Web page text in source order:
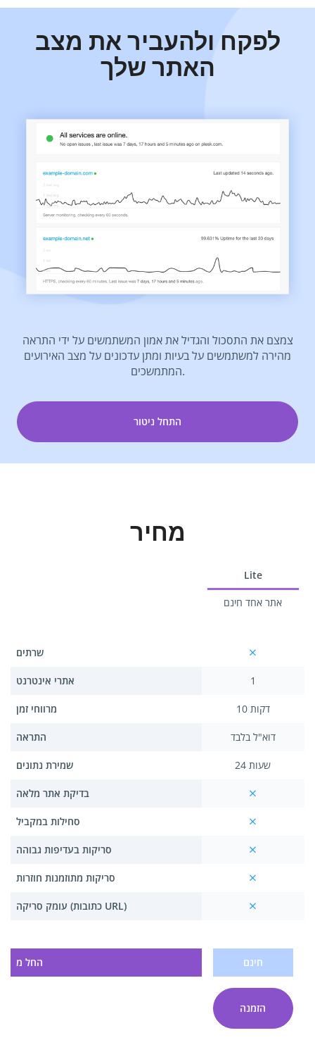
לפקח ולהעביר את מצב
האתר שלך
צמצם את התסכול והגדיל את אמון המשתמשים על ידי התראה
מהירה למשתמשים על בעיות ומתן עדכונים על מצב האירועים
המתמשכים.
התחל ניטור
מחיר
שרתים
אתרי אינטרנט
מרווחי זמן
התראה
שמירת נתונים
בדיקת אתר מלאה
סחילות במקביל
סריקות בעדיפות גבוהה
סריקות מתוזמנות חוזרות
עומק סריקה (כתובות URL)
החל מ
Lite
אתר אחד חינם
1
10 דקות
דוא"ל בלבד
24 שעות
חינם
הזמנה